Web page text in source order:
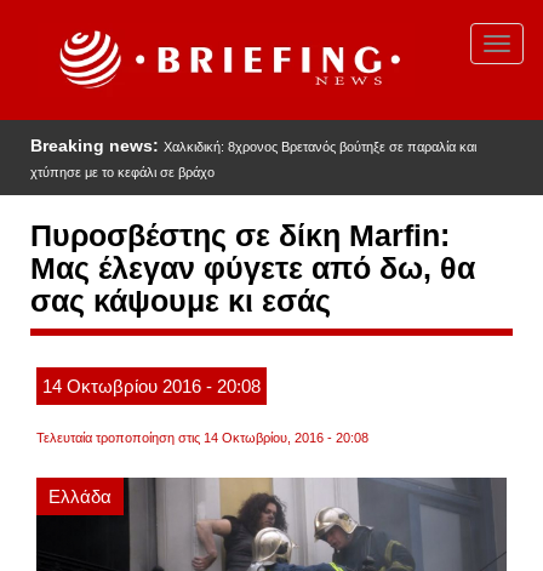
Breaking news: Χαλκιδική: 8χρονος Βρετανός βούτηξε σε παραλία και
χτύπησε με το κεφάλι σε βράχο
Πυροσβέστης σε δίκη Marfin:
Μας έλεγαν φύγετε από δω, θα
σας κάψουμε κι εσάς
14 Οκτωβρίου 2016 - 20:08
Τελευταία τροποποίηση στις 14 Οκτωβρίου, 2016 - 20:08
Ελλάδα